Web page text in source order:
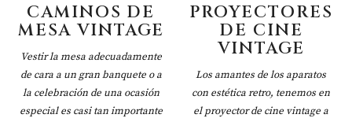
CAMINOS DE
MESA VINTAGE
Vestir la mesa adecuadamente
de cara a un gran banquete o a
la celebración de una ocasión
especial es casi tan importante
PROYECTORES
DE CINE
VINTAGE
Los amantes de los aparatos
con estética retro, tenemos en
el proyector de cine vintage a